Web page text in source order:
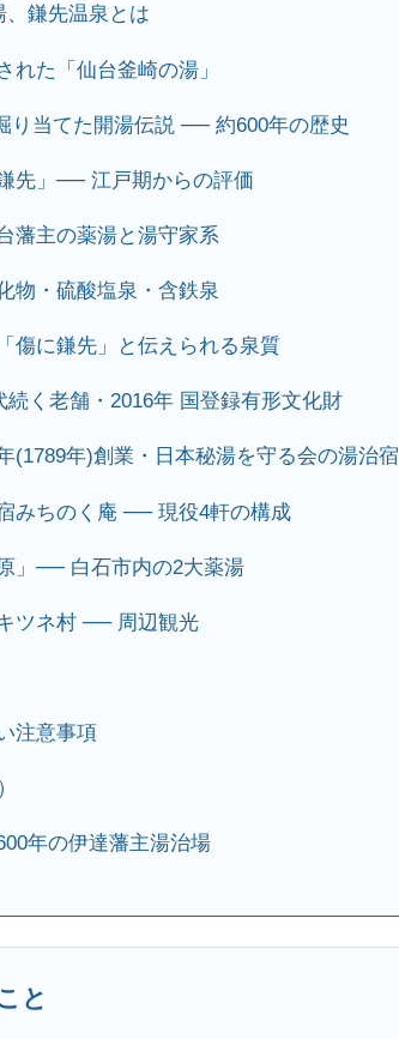
、鎌先温泉とは
れた「仙台釜崎の湯」
り当てた開湯伝説 ── 約600年の歴史
先」── 江戸期からの評価
藩主の薬湯と湯守家系
物・硫酸塩泉・含鉄泉
傷に鎌先」と伝えられる泉質
く老舗・2016年 国登録有形文化財
(1789年)創業・日本秘湯を守る会の湯治宿
みちのく庵 ── 現役4軒の構成
」── 白石市内の2大薬湯
ツネ村 ── 周辺観光
注意事項
年の伊達藩主湯治場
と